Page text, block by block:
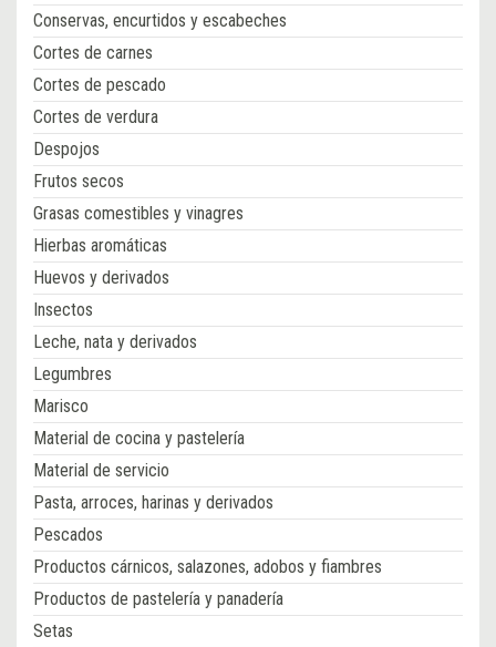
Conservas, encurtidos y escabeches
Cortes de carnes
Cortes de pescado
Cortes de verdura
Despojos
Frutos secos
Grasas comestibles y vinagres
Hierbas aromáticas
Huevos y derivados
Insectos
Leche, nata y derivados
Legumbres
Marisco
Material de cocina y pastelería
Material de servicio
Pasta, arroces, harinas y derivados
Pescados
Productos cárnicos, salazones, adobos y fiambres
Productos de pastelería y panadería
Setas